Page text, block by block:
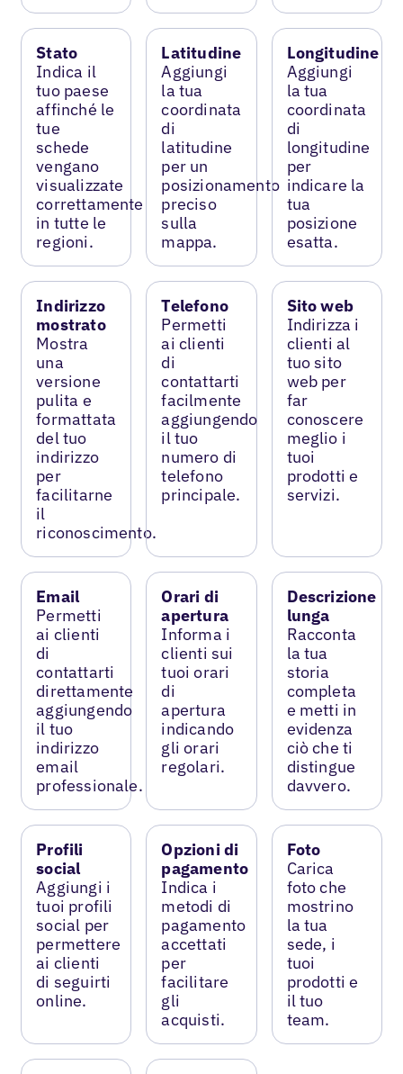
Stato
Indica il
tuo paese
affinché le
tue
schede
vengano
visualizzate
correttamente
in tutte le
regioni.
Latitudine
Aggiungi
la tua
coordinata
di
latitudine
per un
posizionamento
preciso
sulla
mappa.
Longitudine
Aggiungi
la tua
coordinata
di
longitudine
per
indicare la
tua
posizione
esatta.
Indirizzo
mostrato
Mostra
una
versione
pulita e
formattata
del tuo
indirizzo
per
facilitarne
il
riconoscimento.
Telefono
Permetti
ai clienti
di
contattarti
facilmente
aggiungendo
il tuo
numero di
telefono
principale.
Sito web
Indirizza i
clienti al
tuo sito
web per
far
conoscere
meglio i
tuoi
prodotti e
servizi.
Email
Permetti
ai clienti
di
contattarti
direttamente
aggiungendo
il tuo
indirizzo
email
professionale.
Orari di
apertura
Informa i
clienti sui
tuoi orari
di
apertura
indicando
gli orari
regolari.
Descrizione
lunga
Racconta
la tua
storia
completa
e metti in
evidenza
ciò che ti
distingue
davvero.
Profili
social
Aggiungi i
tuoi profili
social per
permettere
ai clienti
di seguirti
online.
Opzioni di
pagamento
Indica i
metodi di
pagamento
accettati
per
facilitare
gli
acquisti.
Foto
Carica
foto che
mostrino
la tua
sede, i
tuoi
prodotti e
il tuo
team.